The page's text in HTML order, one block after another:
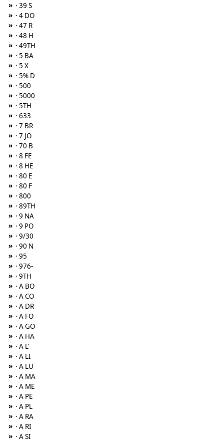
» · 39 S
» · 4 DO
» · 47 R
» · 48 H
» · 49TH
» · 5 BA
» · 5 X
» · 5% D
» · 500
» · 5000
» · 5TH
» · 633
» · 7 BR
» · 7 JO
» · 70 B
» · 8 FE
» · 8 HE
» · 80 E
» · 80 F
» · 800
» · 89TH
» · 9 NA
» · 9 PO
» · 9/30
» · 90 N
» · 95
» · 976-
» · 9TH
» · A BO
» · A CO
» · A DR
» · A FO
» · A GO
» · A HA
» · A L'
» · A LI
» · A LU
» · A MA
» · A ME
» · A PE
» · A PL
» · A RA
» · A RI
» · A SI